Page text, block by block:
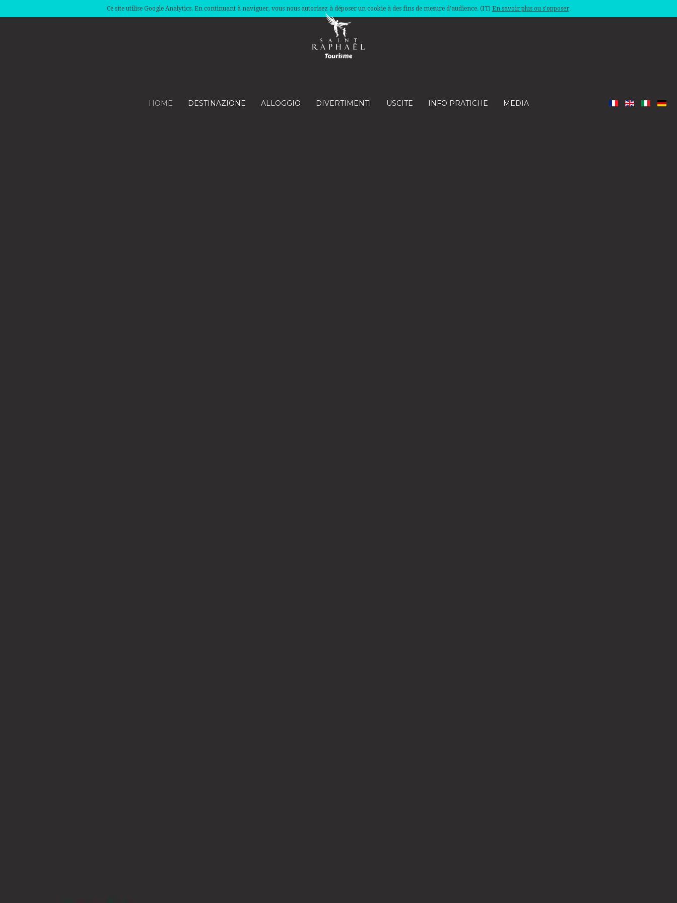
Ce site utilise Google Analytics. En continuant à naviguer, vous nous autorisez à déposer un cookie à des fins de mesure d'audience. (IT) En savoir plus ou s'opposer.
HOME DESTINAZIONE ALLOGGIO DIVERTIMENTI USCITE INFO PRATICHE MEDIA